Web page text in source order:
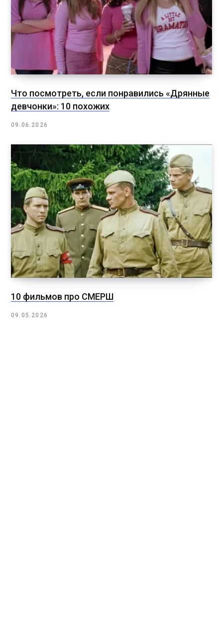
Что посмотреть, если понравились «Дрянные
девчонки»: 10 похожих
09.06.2026
10 фильмов про СМЕРШ
09.05.2026